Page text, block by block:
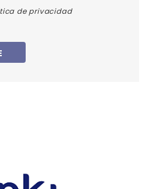
de privacidad